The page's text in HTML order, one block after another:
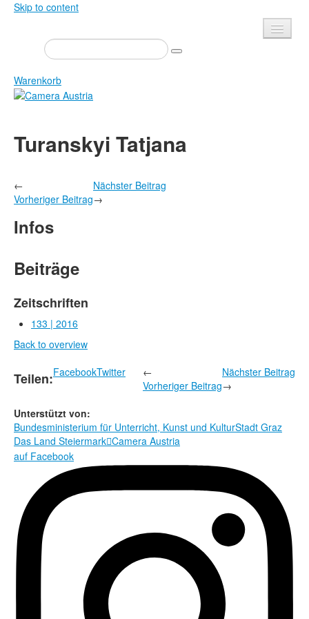
Skip to content
Presse
Veranstaltungen
Newsletter
Über uns
Shop
Warenkorb
Zeitschrift
Bücher
Camera Austria Preis
Rechtliche Informationen
Turanskyi Tatjana
←
Vorheriger Beitrag
Nächster Beitrag
→
Infos
Beiträge
Zeitschriften
133 | 2016
Back to overview
Teilen:FacebookTwitter
←
Vorheriger Beitrag
Nächster Beitrag
→
Unterstützt von:
Bundesministerium für Unterricht, Kunst und KulturStadt Graz
Das Land SteiermarkCamera Austria
auf Facebook